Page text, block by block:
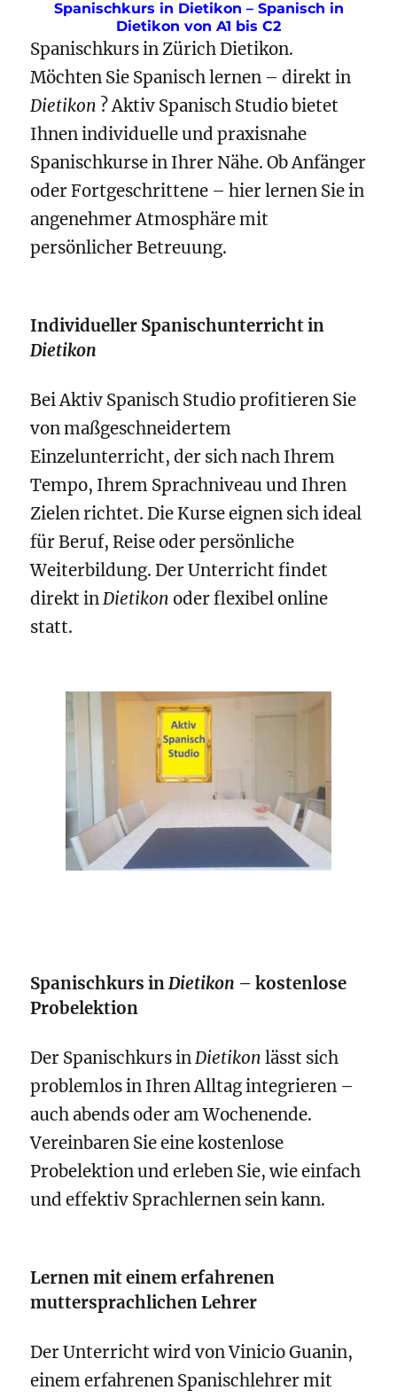
Spanischkurs in Dietikon – Spanisch in
Dietikon von A1 bis C2
Spanischkurs in Zürich Dietikon.
Möchten Sie Spanisch lernen – direkt in
Dietikon ? Aktiv Spanisch Studio bietet
Ihnen individuelle und praxisnahe
Spanischkurse in Ihrer Nähe. Ob Anfänger
oder Fortgeschrittene – hier lernen Sie in
angenehmer Atmosphäre mit
persönlicher Betreuung.
Individueller Spanischunterricht in
Dietikon
Bei Aktiv Spanisch Studio profitieren Sie
von maßgeschneidertem
Einzelunterricht, der sich nach Ihrem
Tempo, Ihrem Sprachniveau und Ihren
Zielen richtet. Die Kurse eignen sich ideal
für Beruf, Reise oder persönliche
Weiterbildung. Der Unterricht findet
direkt inDietikon oder flexibel online
statt.
Spanischkurs inDietikon – kostenlose
Probelektion
Der Spanischkurs inDietikon lässt sich
problemlos in Ihren Alltag integrieren –
auch abends oder am Wochenende.
Vereinbaren Sie eine kostenlose
Probelektion und erleben Sie, wie einfach
und effektiv Sprachlernen sein kann.
Lernen mit einem erfahrenen
muttersprachlichen Lehrer
Der Unterricht wird von Vinicio Guanin,
einem erfahrenen Spanischlehrer mit